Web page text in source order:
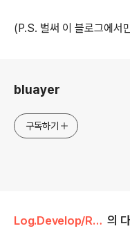
(P.S. 벌써 이 블로그에서
bluayer
구독하기
Log.Develop/Retrospection 의